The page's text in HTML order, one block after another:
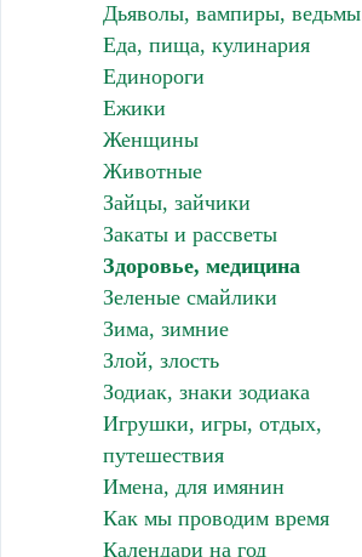
Дьяволы, вампиры, ведьмы
Еда, пища, кулинария
Единороги
Ежики
Женщины
Животные
Зайцы, зайчики
Закаты и рассветы
Здоровье, медицина
Зеленые смайлики
Зима, зимние
Злой, злость
Зодиак, знаки зодиака
Игрушки, игры, отдых,
путешествия
Имена, для имянин
Как мы проводим время
Календари на год